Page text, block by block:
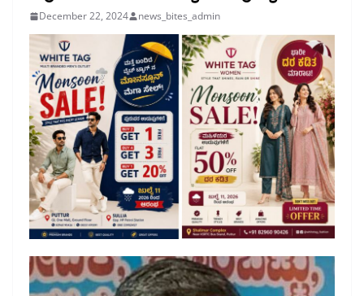
December 22, 2024 news_bites_admin